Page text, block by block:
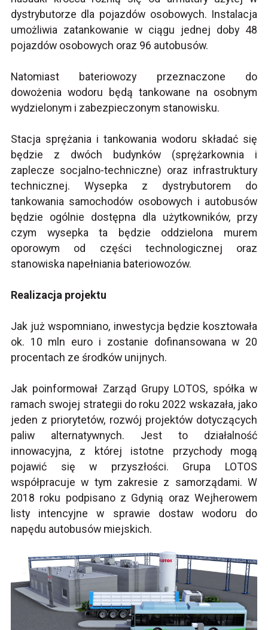
dystrybutorze dla pojazdów osobowych. Instalacja
umożliwia zatankowanie w ciągu jednej doby 48
pojazdów osobowych oraz 96 autobusów.
Natomiast bateriowozy przeznaczone do
dowożenia wodoru będą tankowane na osobnym
wydzielonym i zabezpieczonym stanowisku.
Stacja sprężania i tankowania wodoru składać się
będzie z dwóch budynków (sprężarkownia i
zaplecze socjalno-techniczne) oraz infrastruktury
technicznej. Wysepka z dystrybutorem do
tankowania samochodów osobowych i autobusów
będzie ogólnie dostępna dla użytkowników, przy
czym wysepka ta będzie oddzielona murem
oporowym od części technologicznej oraz
stanowiska napełniania bateriowozów.
Realizacja projektu
Jak już wspomniano, inwestycja będzie kosztowała
ok. 10 mln euro i zostanie dofinansowana w 20
procentach ze środków unijnych.
Jak poinformował Zarząd Grupy LOTOS, spółka w
ramach swojej strategii do roku 2022 wskazała, jako
jeden z priorytetów, rozwój projektów dotyczących
paliw alternatywnych. Jest to działalność
innowacyjna, z której istotne przychody mogą
pojawić się w przyszłości. Grupa LOTOS
współpracuje w tym zakresie z samorządami. W
2018 roku podpisano z Gdynią oraz Wejherowem
listy intencyjne w sprawie dostaw wodoru do
napędu autobusów miejskich.